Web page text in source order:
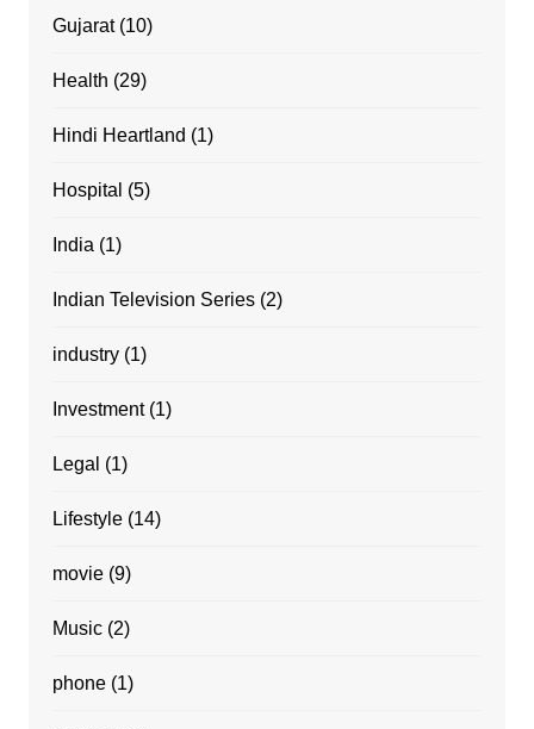
Gujarat(10)
Health (29)
Hindi Heartland (1)
Hospital (5)
India (1)
Indian Television Series(2)
industry(1)
Investment(1)
Legal (1)
Lifestyle(14)
movie(9)
Music(2)
phone(1)